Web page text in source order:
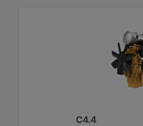
C4.4